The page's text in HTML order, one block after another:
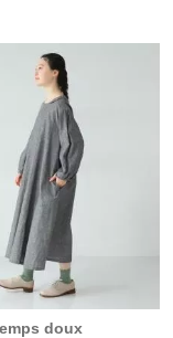
doux